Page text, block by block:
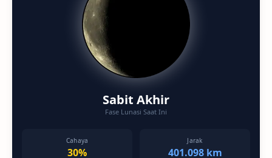
Sabit Akhir
Fase Lunasi Saat Ini
Cahaya
30%
Jarak
401.098 km